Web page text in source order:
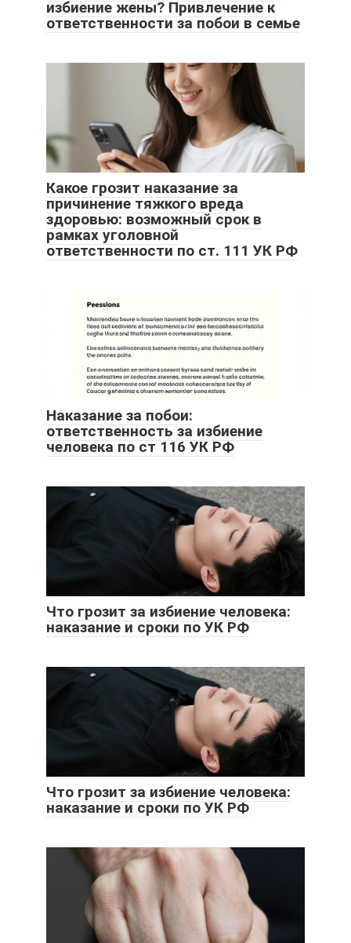
избиение жены? Привлечение к
ответственности за побои в семье
Какое грозит наказание за
причинение тяжкого вреда
здоровью: возможный срок в
рамках уголовной
ответственности по ст. 111 УК РФ
Наказание за побои:
ответственность за избиение
человека по ст 116 УК РФ
Что грозит за избиение человека:
наказание и сроки по УК РФ
Что грозит за избиение человека:
наказание и сроки по УК РФ